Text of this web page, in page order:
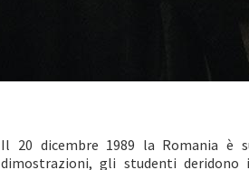
Il 20 dicembre 1989 la Romania è
dimostrazioni, gli studenti